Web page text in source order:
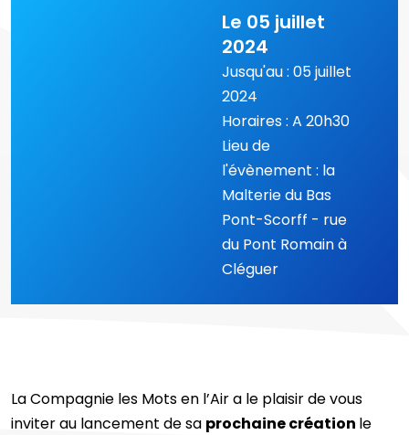
Le 05 juillet
2024
Jusqu'au : 05 juillet
2024
Horaires : A 20h30
Lieu de
l'évènement : la
Malterie du Bas
Pont-Scorff - rue
du Pont Romain à
Cléguer
La Compagnie les Mots en l’Air a le plaisir de vous
inviter au lancement de sa prochaine création le